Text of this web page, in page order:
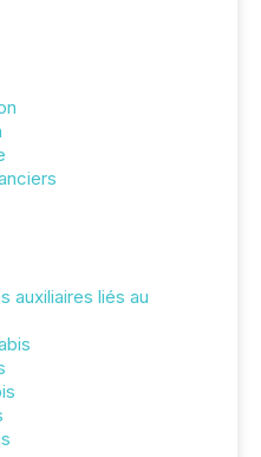
auxiliaires liés au